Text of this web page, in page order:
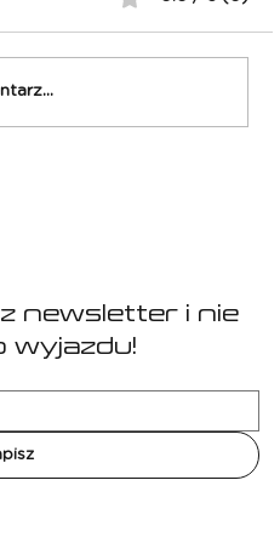
newsletter i nie
wyjazdu!